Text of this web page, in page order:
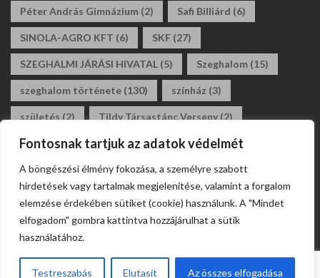
Fontosnak tartjuk az adatok védelmét
A böngészési élmény fokozása, a személyre szabott
hirdetések vagy tartalmak megjelenítése, valamint a forgalom
elemzése érdekében sütiket (cookie) használunk. A "Mindet
elfogadom" gombra kattintva hozzájárulhat a sütik
használatához.
Testreszabás Elutasít Az összes elfogadása
Péter András Gimnázium (2) Safi Billiárd (6)
SINOLA-AGRO KFT (6) SKF (27)
SZEGHALMI JÁRÁSI HIVATAL (5) Szeghalom (15)
szeghalom története (130) színház (3)
születés (2) Tildy Társastánc Verseny (2)
tildy zoltán általános iskola(3) tánc(2)
társastánc(2) állásajánlat (2) álláshirdetés